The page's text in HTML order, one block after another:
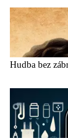
Hudba bez